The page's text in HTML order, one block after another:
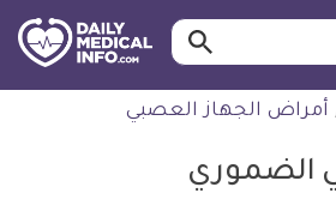
طبية
ابحث…
أمراض الجهاز العصبي
الضموري